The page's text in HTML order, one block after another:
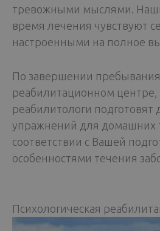
тревожными мыслями.
время лечения чувствуют
настроенными на полное
По завершении
реабилитационном центре,
реабилитологи подготовят
упражнений для домашних
соответствии с Вашей
особенностями течения
Психологическая